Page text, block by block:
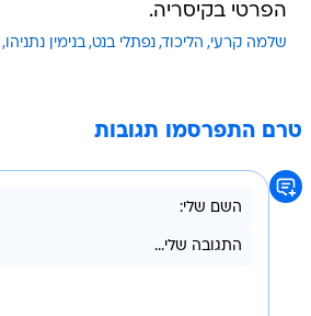
הפרטי בקיסריה.
שלמה קרעי הליכוד נפתלי בנט בנימין נתניהו
טרם התפרסמו תגובות